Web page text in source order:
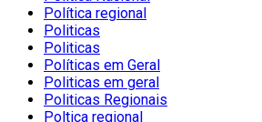
Política regional
Politicas
Politicas
Políticas em Geral
Politicas em geral
Politicas Regionais
Poltica regional